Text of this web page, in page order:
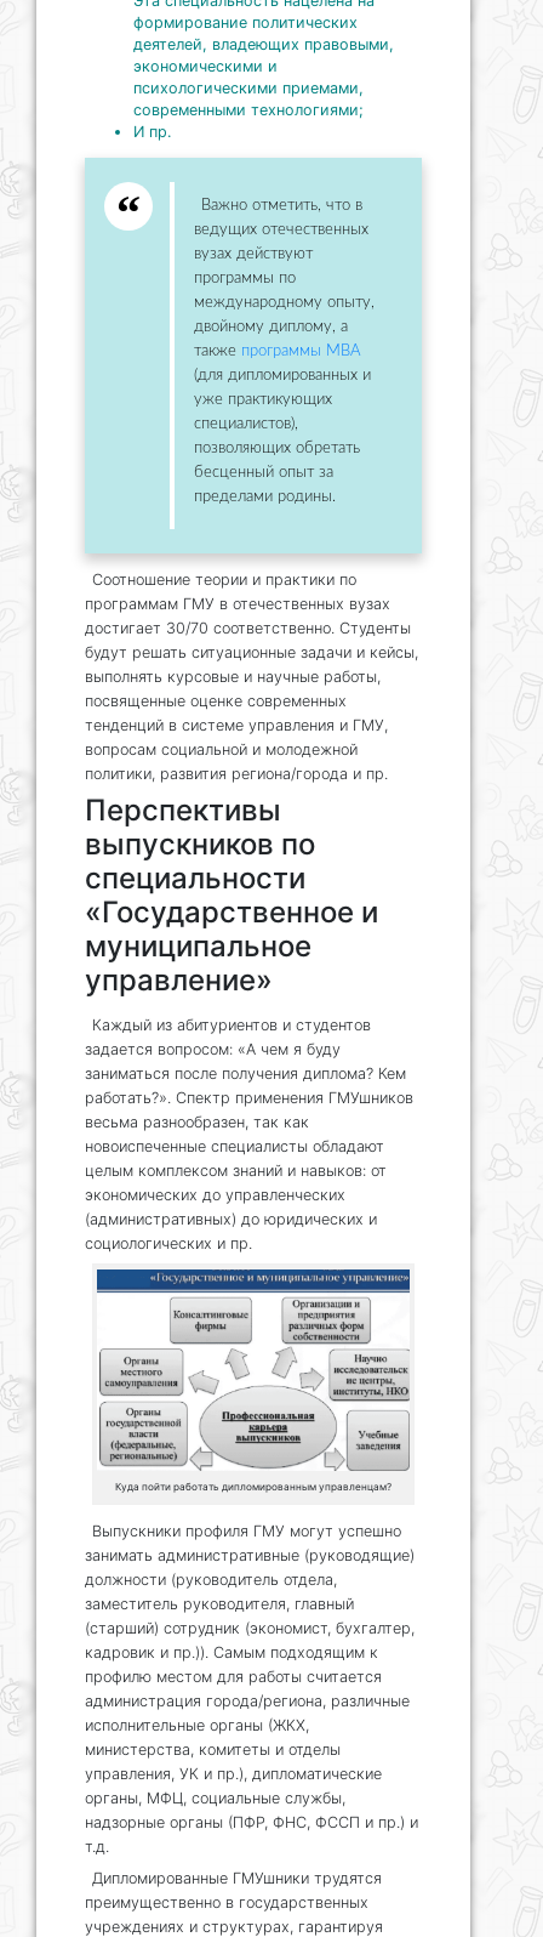
формирование политических
деятелей, владеющих правовыми,
экономическими и
психологическими приемами,
современными технологиями;
И пр.
Важно отметить, что в
ведущих отечественных
вузах действуют
программы по
международному опыту,
двойному диплому, а
также программы МВА
(для дипломированных и
уже практикующих
специалистов),
позволяющих обретать
бесценный опыт за
пределами родины.
Соотношение теории и практики по
программам ГМУ в отечественных вузах
достигает 30/70 соответственно. Студенты
будут решать ситуационные задачи и кейсы,
выполнять курсовые и научные работы,
посвященные оценке современных
тенденций в системе управления и ГМУ,
вопросам социальной и молодежной
политики, развития региона/города и пр.
Перспективы
выпускников по
специальности
«Государственное и
муниципальное
управление»
Каждый из абитуриентов и студентов
задается вопросом: «А чем я буду
заниматься после получения диплома? Кем
работать?». Спектр применения ГМУшников
весьма разнообразен, так как
новоиспеченные специалисты обладают
целым комплексом знаний и навыков: от
экономических до управленческих
(административных) до юридических и
социологических и пр.
Куда пойти работать дипломированным управленцам?
Выпускники профиля ГМУ могут успешно
занимать административные (руководящие)
должности (руководитель отдела,
заместитель руководителя, главный
(старший) сотрудник (экономист, бухгалтер,
кадровик и пр.)). Самым подходящим к
профилю местом для работы считается
администрация города/региона, различные
исполнительные органы (ЖКХ,
министерства, комитеты и отделы
управления, УК и пр.), дипломатические
органы, МФЦ, социальные службы,
надзорные органы (ПФР, ФНС, ФССП и пр.) и
т.д.
Дипломированные ГМУшники трудятся
преимущественно в государственных
учреждениях и структурах, гарантируя